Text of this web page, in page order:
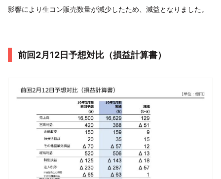
影響により生コン販売数量が減少したため、減益となりました。
前回2月12日予想対比（損益計算書）